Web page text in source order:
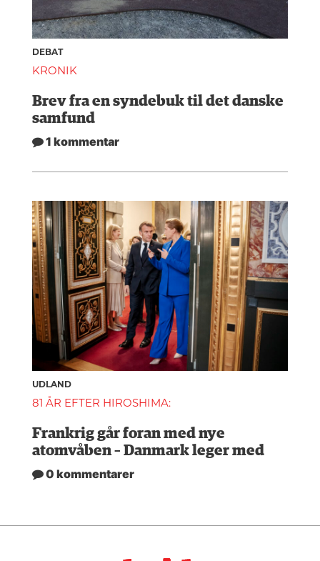
DEBAT
KRONIK
Brev fra en syndebuk til det danske
samfund
1 kommentar
UDLAND
81 ÅR EFTER HIROSHIMA:
Frankrig går foran med nye
atomvåben – Danmark leger med
0 kommentarer